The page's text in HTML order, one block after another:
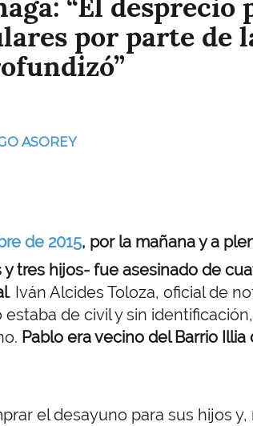
“El desprecio
por parte de
ASOREY
de 2015, por la mañana y a
tres hijos- fue asesinado de
. Iván Alcides Toloza, oficial de
de civil y sin
Pablo era vecino del Barrio Illia
el desayuno para sus hijos